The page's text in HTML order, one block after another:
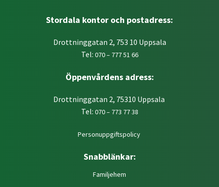
Stordala kontor och postadress:
Drottninggatan 2, 753 10 Uppsala
Tel: 070 – 777 51 66
Öppenvårdens adress:
Drottninggatan 2, 75310 Uppsala
Tel: 070 – 773 77 38
Personuppgiftspolicy
Snabblänkar:
Familjehem